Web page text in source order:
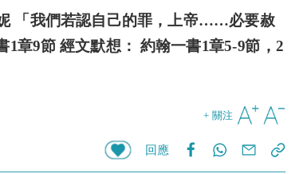
「我們若認自己的罪，上帝……必要赦
9節 經文默想： 約翰一書1章5-9節，2
+ 關注
回應